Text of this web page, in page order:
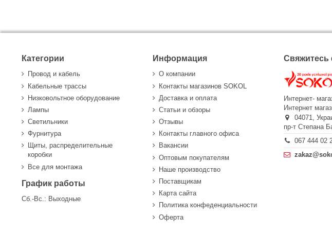
Категории
Провод и кабель
Кабельные трассы
Низковольтное оборудование
Лампы
Светильники
Фурнитура
Щиты, распределительные
коробки
Все для монтажа
График работы
Сб.-Вс.: Выходные
Информация
О компании
Контакты магазинов SOKOL
Доставка и оплата
Статьи и обзоры
Отзывы
Контакты главного офиса
Вакансии
Оптовым покупателям
Наше производство
Поставщикам
Карта сайта
Политика конфеденциальности
Оферта
Свяжитесь
Интернет-
Интернет
04071,
пр-т Степана
067 444 02